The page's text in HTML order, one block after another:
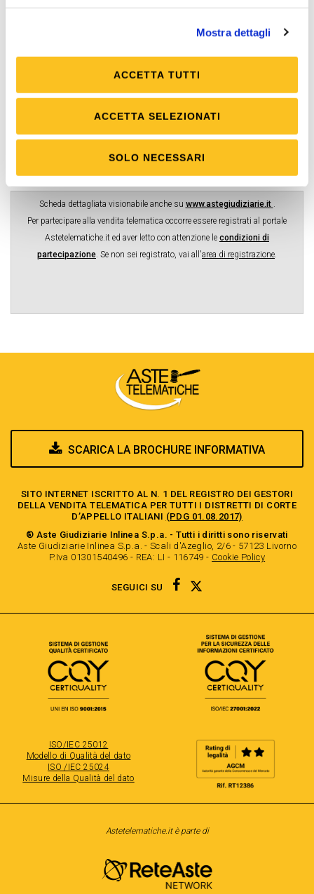
Mostra dettagli
ACCETTA TUTTI
ACCETTA SELEZIONATI
SOLO NECESSARI
Posta elettronica certificata (PEC)
Scheda dettagliata visionabile anche su www.astegiudiziarie.it .
Per partecipare alla vendita telematica occorre essere registrati al portale
Astetelematiche.it ed aver letto con attenzione le condizioni di
partecipazione. Se non sei registrato, vai all'area di registrazione.
SCARICA LA BROCHURE INFORMATIVA
SITO INTERNET ISCRITTO AL N. 1 DEL REGISTRO DEI GESTORI
DELLA VENDITA TELEMATICA PER TUTTI I DISTRETTI DI CORTE
D’APPELLO ITALIANI (PDG 01.08.2017)
® Aste Giudiziarie Inlinea S.p.a. - Tutti i diritti sono riservati
Aste Giudiziarie Inlinea S.p.a. - Scali d'Azeglio, 2/6 - 57123 Livorno
P.Iva 01301540496 - REA: LI - 116749 - Cookie Policy
SEGUICI SU FACEBOOK
ISO/IEC 25012
Modello di Qualità del dato
ISO /IEC 25024
Misure della Qualità del dato
Astetelematiche.it è parte di